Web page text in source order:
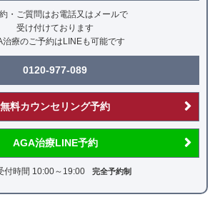
・ご質問はお電話又はメールで
受け付けております
治療のご予約はLINEも可能です
0120-977-089
無料カウンセリング予約
AGA治療LINE予約
付時間 10:00～19:00 完全予約制